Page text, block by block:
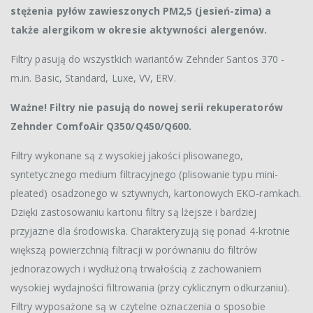
stężenia pyłów zawieszonych PM2,5 (jesień-zima) a
także alergikom w okresie aktywności alergenów.
Filtry pasują do wszystkich wariantów Zehnder Santos 370 -
m.in. Basic, Standard, Luxe, VV, ERV.
Ważne! Filtry nie pasują do nowej serii rekuperatorów
Zehnder ComfoAir Q350/Q450/Q600.
Filtry wykonane są z wysokiej jakości plisowanego,
syntetycznego medium filtracyjnego (plisowanie typu mini-
pleated) osadzonego w sztywnych, kartonowych EKO-ramkach.
Dzięki zastosowaniu kartonu filtry są lżejsze i bardziej
przyjazne dla środowiska. Charakteryzują się ponad 4-krotnie
większą powierzchnią filtracji w porównaniu do filtrów
jednorazowych i wydłużoną trwałością z zachowaniem
wysokiej wydajności filtrowania (przy cyklicznym odkurzaniu).
Filtry wyposażone są w czytelne oznaczenia o sposobie